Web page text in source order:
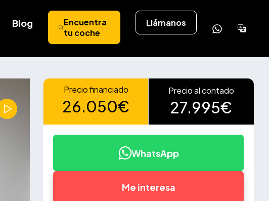
Blog
Encuentra
tu coche
Llámanos
Precio financiado
26.050€
Precio al contado
27.995€
WhatsApp
Me interesa